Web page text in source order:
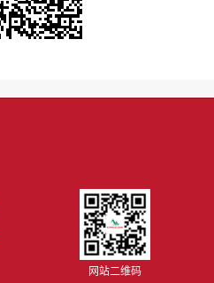
网站二维码